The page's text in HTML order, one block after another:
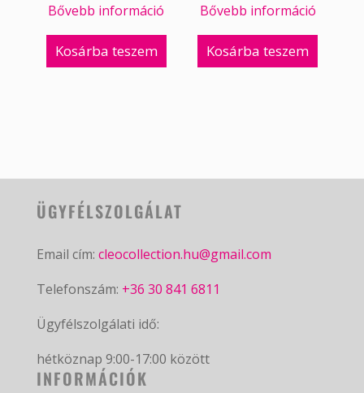
Bővebb információ
Kosárba teszem
Bővebb információ
Kosárba teszem
ÜGYFÉLSZOLGÁLAT
Email cím: cleocollection.hu@gmail.com
Telefonszám: +36 30 841 6811
Ügyfélszolgálati idő:
hétköznap 9:00-17:00 között
INFORMÁCIÓK